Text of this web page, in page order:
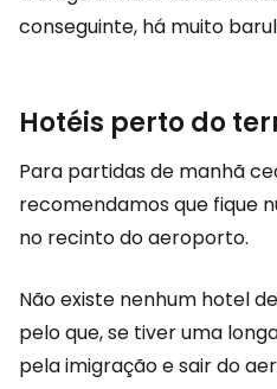
conseguinte, há muito
Hotéis perto do
Para partidas de manhã
recomendamos que fique
no recinto do aeroporto.
Não existe nenhum hotel
pelo que, se tiver uma
pela imigração e sair do